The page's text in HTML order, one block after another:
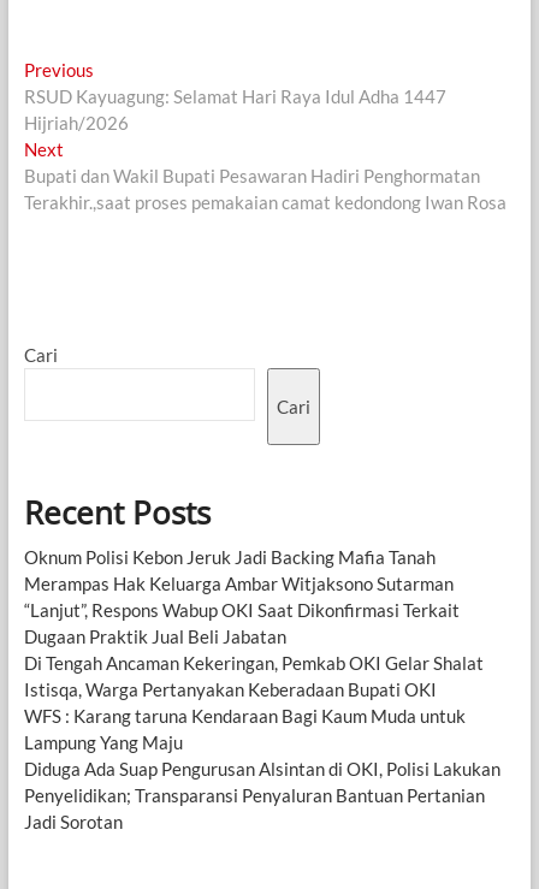
Navigasi
pos
PreviousPrevious
post:
RSUD Kayuagung: Selamat Hari Raya Idul Adha 1447
Hijriah/2026
NextNext
post:
Bupati dan Wakil Bupati Pesawaran Hadiri Penghormatan
Terakhir.,saat proses pemakaian camat kedondong Iwan Rosa
Cari
Cari
Recent Posts
Oknum Polisi Kebon Jeruk Jadi Backing Mafia Tanah
Merampas Hak Keluarga Ambar Witjaksono Sutarman
“Lanjut”, Respons Wabup OKI Saat Dikonfirmasi Terkait
Dugaan Praktik Jual Beli Jabatan
Di Tengah Ancaman Kekeringan, Pemkab OKI Gelar Shalat
Istisqa, Warga Pertanyakan Keberadaan Bupati OKI
WFS : Karang taruna Kendaraan Bagi Kaum Muda untuk
Lampung Yang Maju
Diduga Ada Suap Pengurusan Alsintan di OKI, Polisi Lakukan
Penyelidikan; Transparansi Penyaluran Bantuan Pertanian
Jadi Sorotan